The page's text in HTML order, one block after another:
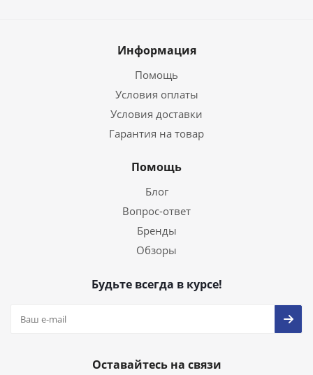
Информация
Помощь
Условия оплаты
Условия доставки
Гарантия на товар
Помощь
Блог
Вопрос-ответ
Бренды
Обзоры
Будьте всегда в курсе!
Оставайтесь на связи